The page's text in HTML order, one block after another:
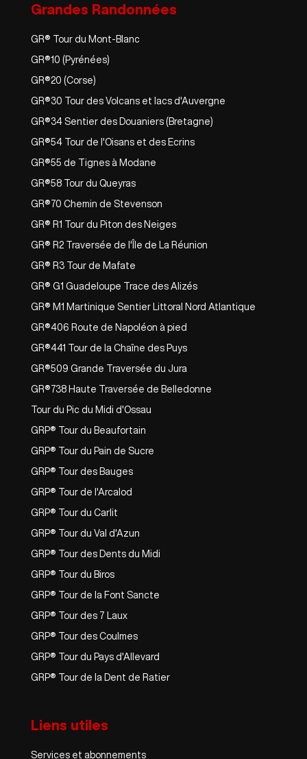
Grandes Randonnées
GR® Tour du Mont-Blanc
GR®10 (Pyrénées)
GR®20 (Corse)
GR®30 Tour des Volcans et lacs d'Auvergne
GR®34 Sentier des Douaniers (Bretagne)
GR®54 Tour de l'Oisans et des Ecrins
GR®55 de Tignes à Modane
GR®58 Tour du Queyras
GR®70 Chemin de Stevenson
GR® R1 Tour du Piton des Neiges
GR® R2 Traversée de l'Île de La Réunion
GR® R3 Tour de Mafate
GR® G1 Guadeloupe Trace des Alizés
GR® M1 Martinique Sentier Littoral Nord Atlantique
GR®406 Route de Napoléon à pied
GR®441 Tour de la Chaîne des Puys
GR®509 Grande Traversée du Jura
GR®738 Haute Traversée de Belledonne
Tour du Pic du Midi d'Ossau
GRP® Tour du Beaufortain
GRP® Tour du Pain de Sucre
GRP® Tour des Bauges
GRP® Tour de l'Arcalod
GRP® Tour du Carlit
GRP® Tour du Val d'Azun
GRP® Tour des Dents du Midi
GRP® Tour du Biros
GRP® Tour de la Font Sancte
GRP® Tour des 7 Laux
GRP® Tour des Coulmes
GRP® Tour du Pays d'Allevard
GRP® Tour de la Dent de Ratier
Liens utiles
Services et abonnements